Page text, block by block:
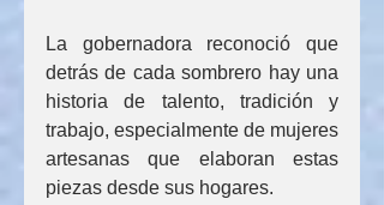
La gobernadora reconoció que
detrás de cada sombrero hay una
historia de talento, tradición y
trabajo, especialmente de mujeres
artesanas que elaboran estas
piezas desde sus hogares.